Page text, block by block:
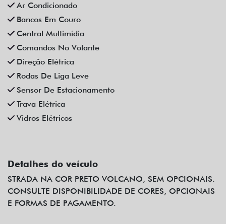
Ar Condicionado
Bancos Em Couro
Central Multimídia
Comandos No Volante
Direção Elétrica
Rodas De Liga Leve
Sensor De Estacionamento
Trava Elétrica
Vidros Elétricos
Detalhes do veículo
STRADA NA COR PRETO VOLCANO, SEM OPCIONAIS.
CONSULTE DISPONIBILIDADE DE CORES, OPCIONAIS
E FORMAS DE PAGAMENTO.